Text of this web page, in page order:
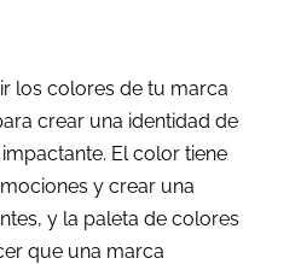
los colores de tu marca
crear una identidad de
El color tiene
y crear una
y la paleta de colores
que una marca